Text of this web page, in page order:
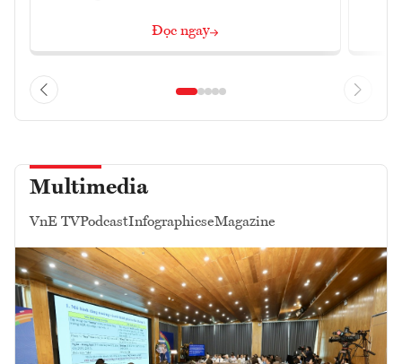
Đọc ngay
Multimedia
VnE TVPodcastInfographicseMagazine